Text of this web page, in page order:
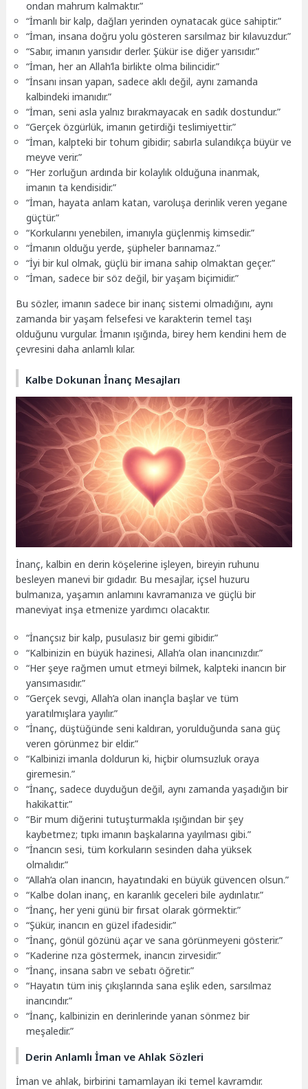
ondan mahrum kalmaktır.”
“İmanlı bir kalp, dağları yerinden oynatacak güce sahiptir.”
“İman, insana doğru yolu gösteren sarsılmaz bir kılavuzdur.”
“Sabır, imanın yarısıdır derler. Şükür ise diğer yarısıdır.”
“İman, her an Allah’la birlikte olma bilincidir.”
“İnsanı insan yapan, sadece aklı değil, aynı zamanda
kalbindeki imanıdır.”
“İman, seni asla yalnız bırakmayacak en sadık dostundur.”
“Gerçek özgürlük, imanın getirdiği teslimiyettir.”
“İman, kalpteki bir tohum gibidir; sabırla sulandıkça büyür ve
meyve verir.”
“Her zorluğun ardında bir kolaylık olduğuna inanmak,
imanın ta kendisidir.”
“İman, hayata anlam katan, varoluşa derinlik veren yegane
güçtür.”
“Korkularını yenebilen, imanıyla güçlenmiş kimsedir.”
“İmanın olduğu yerde, şüpheler barınamaz.”
“İyi bir kul olmak, güçlü bir imana sahip olmaktan geçer.”
“İman, sadece bir söz değil, bir yaşam biçimidir.”
Bu sözler, imanın sadece bir inanç sistemi olmadığını, aynı
zamanda bir yaşam felsefesi ve karakterin temel taşı
olduğunu vurgular. İmanın ışığında, birey hem kendini hem de
çevresini daha anlamlı kılar.
Kalbe Dokunan İnanç Mesajları
İnanç, kalbin en derin köşelerine işleyen, bireyin ruhunu
besleyen manevi bir gıdadır. Bu mesajlar, içsel huzuru
bulmanıza, yaşamın anlamını kavramanıza ve güçlü bir
maneviyat inşa etmenize yardımcı olacaktır.
“İnançsız bir kalp, pusulasız bir gemi gibidir.”
“Kalbinizin en büyük hazinesi, Allah’a olan inancınızdır.”
“Her şeye rağmen umut etmeyi bilmek, kalpteki inancın bir
yansımasıdır.”
“Gerçek sevgi, Allah’a olan inançla başlar ve tüm
yaratılmışlara yayılır.”
“İnanç, düştüğünde seni kaldıran, yorulduğunda sana güç
veren görünmez bir eldir.”
“Kalbinizi imanla doldurun ki, hiçbir olumsuzluk oraya
giremesin.”
“İnanç, sadece duyduğun değil, aynı zamanda yaşadığın bir
hakikattir.”
“Bir mum diğerini tutuşturmakla ışığından bir şey
kaybetmez; tıpkı imanın başkalarına yayılması gibi.”
“İnancın sesi, tüm korkuların sesinden daha yüksek
olmalıdır.”
“Allah’a olan inancın, hayatındaki en büyük güvencen olsun.”
“Kalbe dolan inanç, en karanlık geceleri bile aydınlatır.”
“İnanç, her yeni günü bir fırsat olarak görmektir.”
“Şükür, inancın en güzel ifadesidir.”
“İnanç, gönül gözünü açar ve sana görünmeyeni gösterir.”
“Kaderine rıza göstermek, inancın zirvesidir.”
“İnanç, insana sabrı ve sebatı öğretir.”
“Hayatın tüm iniş çıkışlarında sana eşlik eden, sarsılmaz
inancındır.”
“İnanç, kalbinizin en derinlerinde yanan sönmez bir
meşaledir.”
Derin Anlamlı İman ve Ahlak Sözleri
İman ve ahlak, birbirini tamamlayan iki temel kavramdır.